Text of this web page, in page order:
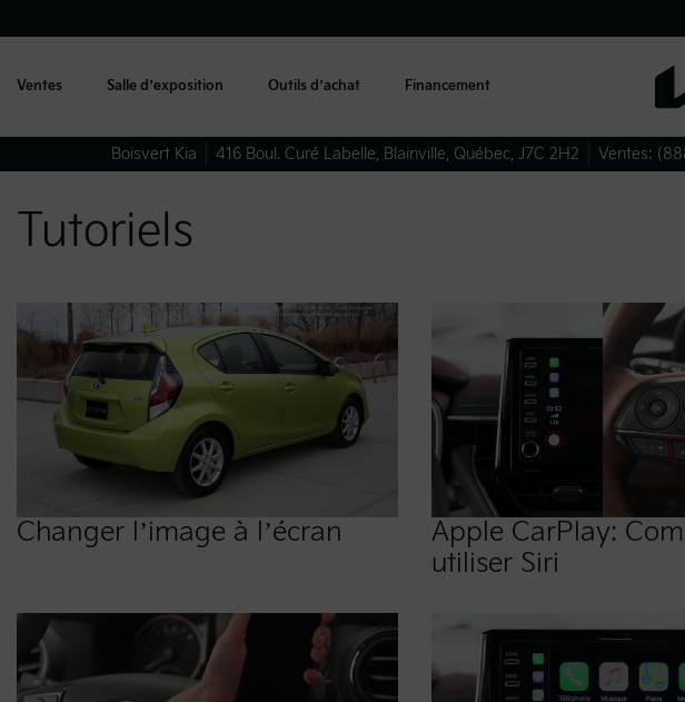
Ventes Salle d’exposition Outils d’achat Financement
Boisvert Kia 416 Boul. Curé Labelle, Blainville, Québec, J7C 2H2 Ventes:
Tutoriels
Changer l’image à l’écran
Apple CarPlay:
utiliser Siri